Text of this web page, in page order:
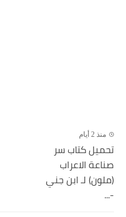
منذ 2 أيام
تحميل كتاب سر
صناعة الاعراب
(ملون) لـ ابن جني
-...